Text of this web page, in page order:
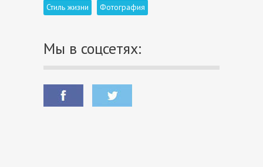
Стиль жизни
Фотография
Мы в соцсетях: